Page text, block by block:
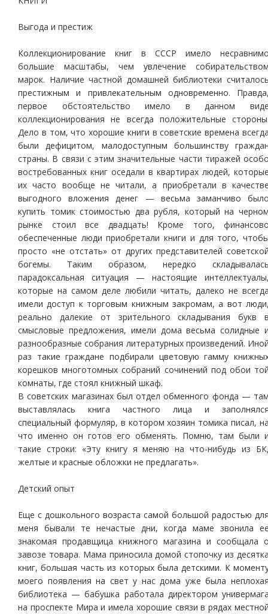
Выгода и престиж
Коллекционирование книг в СССР имело
большие масштабы, чем увлечение
марок. Наличие частной домашней библиотеки
престижным и привлекательным одновременно.
первое обстоятельство имело в данном
коллекционирования не всегда положительные
Дело в том, что хорошие книги в советские времена
были дефицитом, малодоступным большинству
страны. В связи с этим значительные части тиражей
востребованных книг оседали в квартирах людей,
их часто вообще не читали, а приобретали в
выгодного вложения денег — весьма заманчиво
купить томик стоимостью два рубля, который на
рынке стоил все двадцать! Кроме того,
обеспеченные люди приобретали книги и для того,
просто «не отстать» от других представителей
богемы. Таким образом, нередко
парадоксальная ситуация — настоящие
которые на самом деле любили читать, далеко не
имели доступ к торговым книжным закромам, а вот
реально далекие от зрительного складывания букв
смысловые предложения, имели дома весьма солидные
разнообразные собрания литературных произведений.
раз такие граждане подбирали цветовую гамму
корешков многотомных собраний сочинений под обои
комнаты, где стоял книжный шкаф.
В советских магазинах был отдел обменного фонда —
выставлялась книга частного лица и
специальный формуляр, в котором хозяин томика писал,
что именно он готов его обменять. Помню, там были
такие строки: «Эту книгу я меняю на что-нибудь из
желтые и красные обложки не предлагать».
Детский опыт
Еще с дошкольного возраста самой большой радостью
меня бывали те нечастые дни, когда маме звонила
знакомая продавщица книжного магазина и сообщала
завозе товара. Мама приносила домой стопочку из
книг, большая часть из которых была детскими. К
моего появления на свет у нас дома уже была
библиотека — бабушка работала директором
на проспекте Мира и имела хорошие связи в рядах